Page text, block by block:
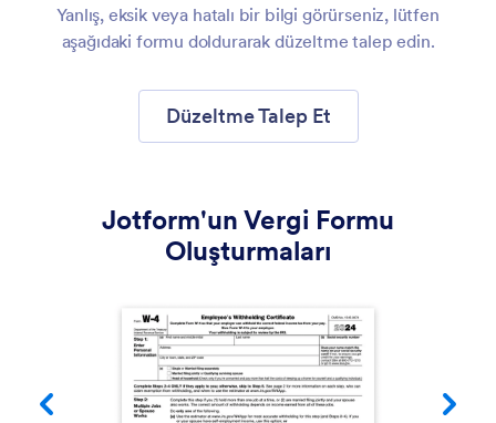
Yanlış, eksik veya hatalı bir bilgi görürseniz, lütfen
aşağıdaki formu doldurarak düzeltme talep edin.
Düzeltme Talep Et
Jotform'un Vergi Formu
Oluşturmaları